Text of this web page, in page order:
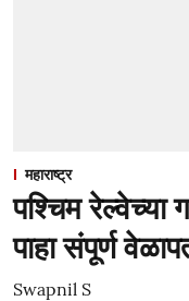
महाराष्ट्र
पश्चिम रेल्वेच्या
पाहा संपूर्ण
Swapnil S